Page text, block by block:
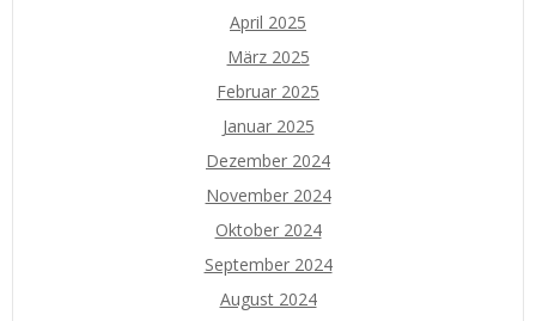
April 2025
März 2025
Februar 2025
Januar 2025
Dezember 2024
November 2024
Oktober 2024
September 2024
August 2024